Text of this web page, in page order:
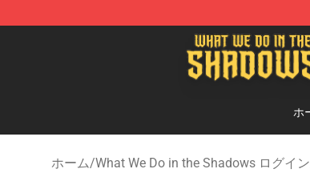
What We Do in the Shadows Shop - Official
ホ
ホーム/What We Do in the Shadows ログイン